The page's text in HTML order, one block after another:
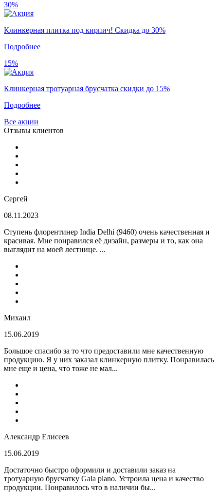
30%
Клинкерная плитка под кирпич! Скидка до 30%
Подробнее
15%
Клинкерная тротуарная брусчатка скидки до 15%
Подробнее
Все акции
Отзывы клиентов
Сергей
08.11.2023
Ступень флорентинер India Delhi (9460) очень качественная и
красивая. Мне понравился её дизайн, размеры и то, как она
выглядит на моей лестнице. ...
Михаил
15.06.2019
Большое спасибо за то что предоставили мне качественную
продукцию. Я у них заказал клинкерную плитку. Понравилась
мне еще и цена, что тоже не мал...
Александр Елисеев
15.06.2019
Достаточно быстро оформили и доставили заказ на
тротуарную брусчатку Gala plano. Устроила цена и качество
продукции. Понравилось что в наличии бы...